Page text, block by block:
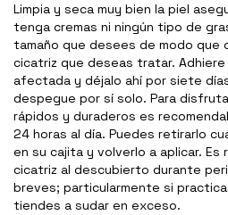
Limpia y seca muy bien la piel
tenga cremas ni ningún tipo de
tamaño que desees de modo que
cicatriz que deseas tratar.
afectada y déjalo ahí por siete
despegue por sí solo. Para
rápidos y duraderos es
24 horas al día. Puedes retirarlo
en su cajita y volverlo a aplicar. Es
cicatriz al descubierto durante
breves; particularmente si
tiendes a sudar en exceso.